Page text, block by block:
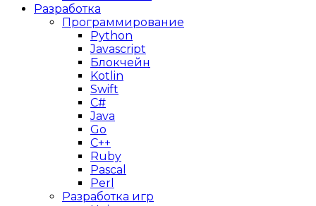
Разработка
Программирование
Python
Javascript
Блокчейн
Kotlin
Swift
C#
Java
Go
C++
Ruby
Pascal
Perl
Разработка игр